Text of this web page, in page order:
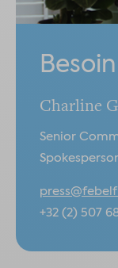
Charline
Senior
+32 (2) 507 68